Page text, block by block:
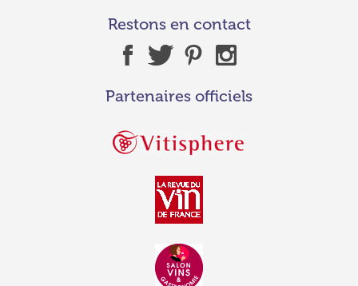
Restons en contact
Partenaires officiels